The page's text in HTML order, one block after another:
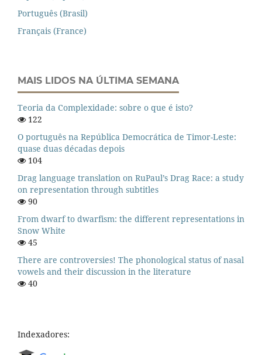
Português (Brasil)
Français (France)
MAIS LIDOS NA ÚLTIMA SEMANA
Teoria da Complexidade: sobre o que é isto?
122
O português na República Democrática de Timor-Leste:
quase duas décadas depois
104
Drag language translation on RuPaul’s Drag Race: a study
on representation through subtitles
90
From dwarf to dwarfism: the different representations in
Snow White
45
There are controversies! The phonological status of nasal
vowels and their discussion in the literature
40
Indexadores: